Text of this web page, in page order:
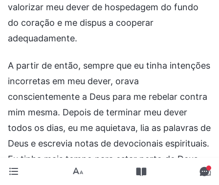
valorizar meu dever de hospedagem do fundo
do coração e me dispus a cooperar
adequadamente.
A partir de então, sempre que eu tinha intenções
incorretas em meu dever, orava
conscientemente a Deus para me rebelar contra
mim mesma. Depois de terminar meu dever
todos os dias, eu me aquietava, lia as palavras de
Deus e escrevia notas de devocionais espirituais.
Eu tinha mais tempo para estar perto de Deus.
Aos poucos, meu estado melhorou e passei a